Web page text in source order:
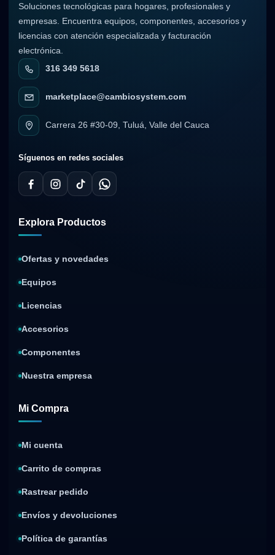
Soluciones tecnológicas para hogares, profesionales y
empresas. Encuentra equipos, componentes, accesorios y
licencias con atención especializada y facturación
electrónica.
316 349 5618
marketplace@cambiosystem.com
Carrera 26 #30-09, Tuluá, Valle del Cauca
Síguenos en redes sociales
Explora Productos
Ofertas y novedades
Equipos
Licencias
Accesorios
Componentes
Nuestra empresa
Mi Compra
Mi cuenta
Carrito de compras
Rastrear pedido
Envíos y devoluciones
Política de garantías